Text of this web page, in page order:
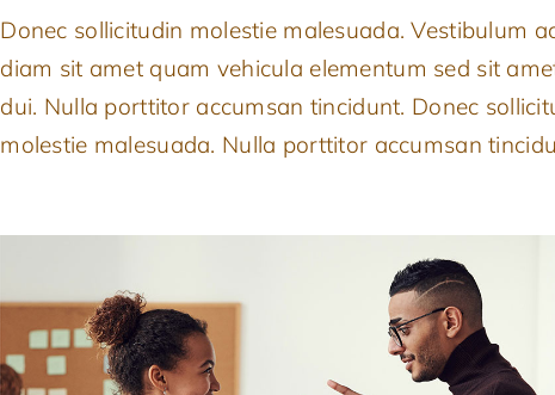
Donec sollicitudin molestie malesuada. Vestibulum
diam sit amet quam vehicula elementum sed sit
dui. Nulla porttitor accumsan tincidunt. Donec
molestie malesuada. Nulla porttitor accumsan